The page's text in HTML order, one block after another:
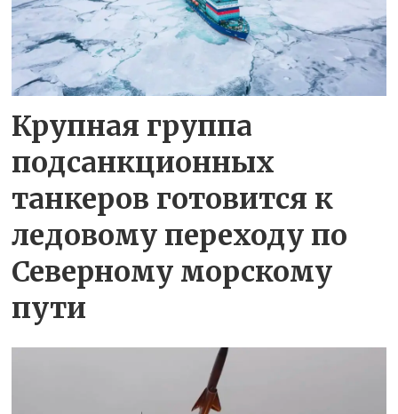
Крупная группа
подсанкционных
танкеров готовится к
ледовому переходу по
Северному морскому
пути